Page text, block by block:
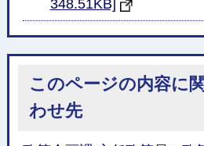
348.51KB]
このページの内容に
わせ先